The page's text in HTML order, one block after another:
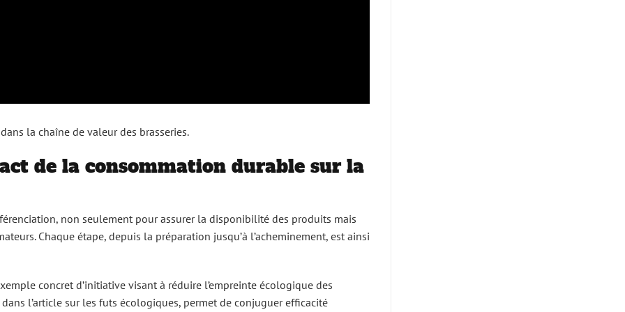
la chaîne de valeur des brasseries.
de la consommation durable sur la
non seulement pour assurer la disponibilité des produits mais
Chaque étape, depuis la préparation jusqu’à l’acheminement, est ainsi
concret d’initiative visant à réduire l’empreinte écologique des
l’article sur les futs écologiques, permet de conjuguer efficacité